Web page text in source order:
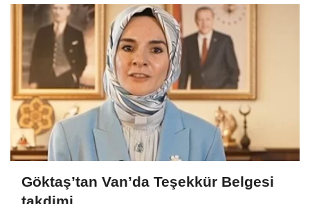
Göktaş’tan Van’da Teşekkür Belgesi
takdimi